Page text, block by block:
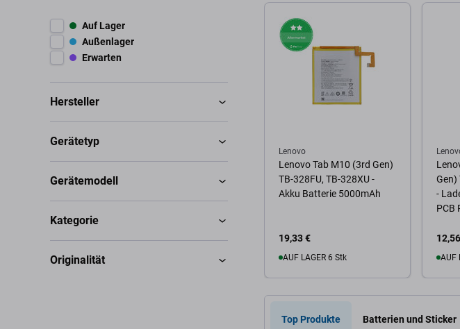
Auf Lager
Außenlager
Erwarten
Hersteller
Gerätetyp
Gerätemodell
Kategorie
Originalität
Lenovo
Lenovo Tab M10 (3rd Gen)
TB-328FU, TB-328XU -
Akku Batterie 5000mAh
19,33 €
AUF LAGER 6 Stk
Zum Warenkorb
Gen)
-
PCB
AUF
Top Produkte Batterien und Sticker